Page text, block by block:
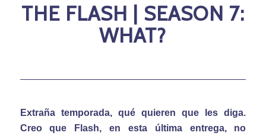
THE FLASH | SEASON 7:
WHAT?
Extraña temporada, qué quieren que les diga.
Creo que Flash, en esta última entrega, no